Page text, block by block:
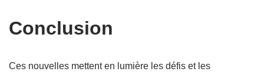
Conclusion
Ces nouvelles mettent en lumière les défis et les